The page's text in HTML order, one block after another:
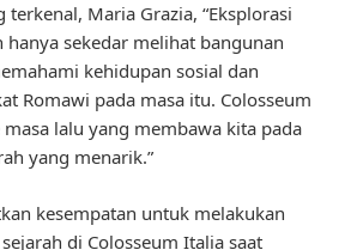
Maria Grazia, “Eksplorasi
hanya sekedar melihat bangunan
kehidupan sosial dan
Romawi pada masa itu. Colosseum
lalu yang membawa kita pada
yang menarik.”
kesempatan untuk melakukan
di Colosseum Italia saat